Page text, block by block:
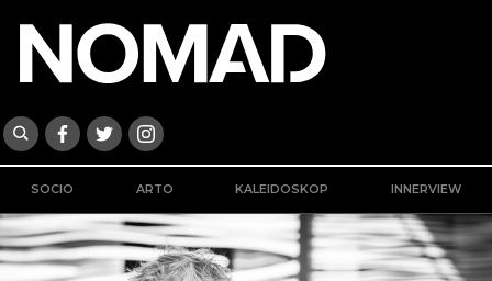
SOCIO ARTO KALEIDOSKOP INNERVIEW